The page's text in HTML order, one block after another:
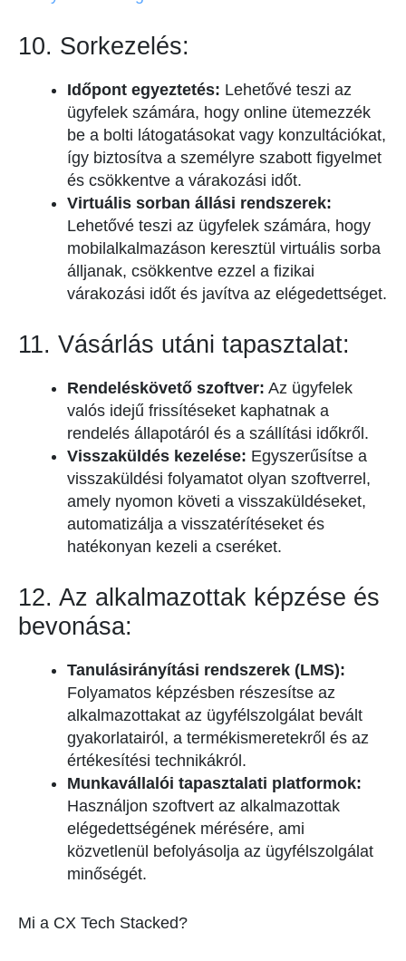
10. Sorkezelés:
Időpont egyeztetés: Lehetővé teszi az
ügyfelek számára, hogy online ütemezzék
be a bolti látogatásokat vagy konzultációkat,
így biztosítva a személyre szabott figyelmet
és csökkentve a várakozási időt.
Virtuális sorban állási rendszerek:
Lehetővé teszi az ügyfelek számára, hogy
mobilalkalmazáson keresztül virtuális sorba
álljanak, csökkentve ezzel a fizikai
várakozási időt és javítva az elégedettséget.
11. Vásárlás utáni tapasztalat:
Rendeléskövető szoftver: Az ügyfelek
valós idejű frissítéseket kaphatnak a
rendelés állapotáról és a szállítási időkről.
Visszaküldés kezelése: Egyszerűsítse a
visszaküldési folyamatot olyan szoftverrel,
amely nyomon követi a visszaküldéseket,
automatizálja a visszatérítéseket és
hatékonyan kezeli a cseréket.
12. Az alkalmazottak képzése és
bevonása:
Tanulásirányítási rendszerek (LMS):
Folyamatos képzésben részesítse az
alkalmazottakat az ügyfélszolgálat bevált
gyakorlatairól, a termékismeretekről és az
értékesítési technikákról.
Munkavállalói tapasztalati platformok:
Használjon szoftvert az alkalmazottak
elégedettségének mérésére, ami
közvetlenül befolyásolja az ügyfélszolgálat
minőségét.
Mi a CX Tech Stacked?